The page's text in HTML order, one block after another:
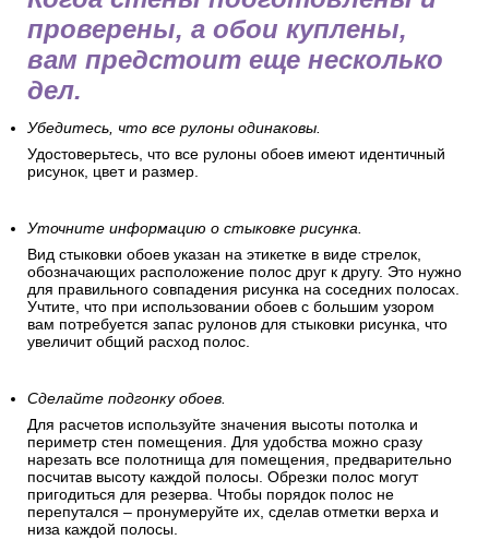
проверены, а обои куплены,
вам предстоит еще несколько
дел.
Убедитесь, что все рулоны одинаковы.
Удостоверьтесь, что все рулоны обоев имеют идентичный
рисунок, цвет и размер.
Уточните информацию о стыковке рисунка.
Вид стыковки обоев указан на этикетке в виде стрелок,
обозначающих расположение полос друг к другу. Это нужно
для правильного совпадения рисунка на соседних полосах.
Учтите, что при использовании обоев с большим узором
вам потребуется запас рулонов для стыковки рисунка, что
увеличит общий расход полос.
Сделайте подгонку обоев.
Для расчетов используйте значения высоты потолка и
периметр стен помещения. Для удобства можно сразу
нарезать все полотнища для помещения, предварительно
посчитав высоту каждой полосы. Обрезки полос могут
пригодиться для резерва. Чтобы порядок полос не
перепутался – пронумеруйте их, сделав отметки верха и
низа каждой полосы.